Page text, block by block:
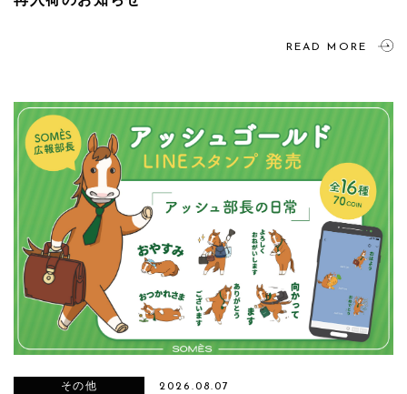
READ MORE
その他 2026.08.07